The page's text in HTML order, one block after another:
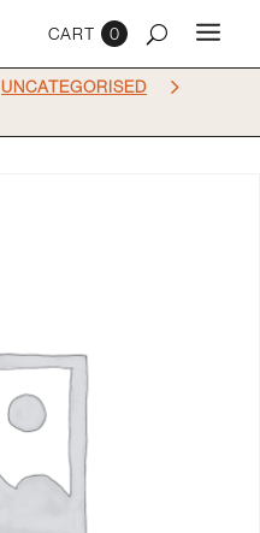
0
UNCATEGORISED 5